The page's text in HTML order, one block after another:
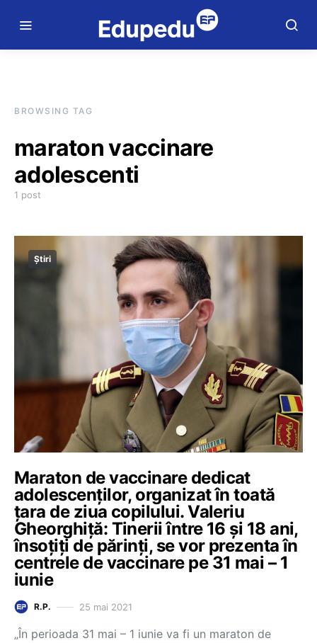
BROWSING TAG
maraton vaccinare
adolescenti
1 post
Știri
Maraton de vaccinare dedicat
adolescenților, organizat în toată
țara de ziua copilului. Valeriu
Gheorghiță: Tinerii între 16 și 18 ani,
însoțiți de părinți, se vor prezenta în
centrele de vaccinare pe 31 mai – 1
iunie
R.P. 25 mai 2021
„În perioada 31 mai – 1 iunie va fi un maraton de